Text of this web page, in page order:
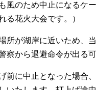
風のため中止になるケ
る花火大会です。）
所が湖岸に近いため、
察から退避命令が出る
前に中止となった場合